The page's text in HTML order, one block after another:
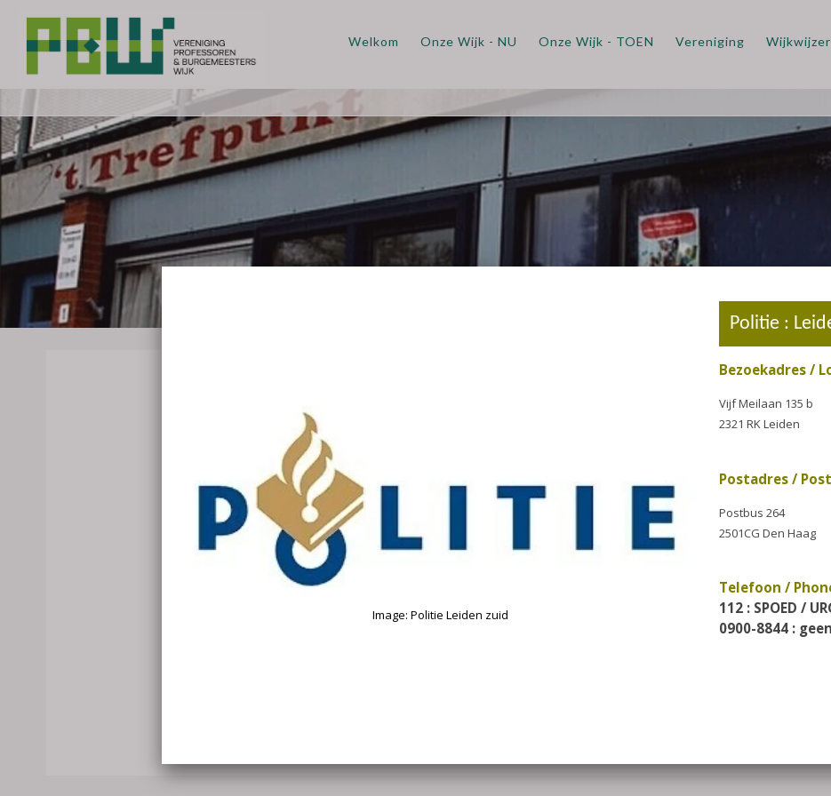
Welkom Onze Wijk - NU Onze Wijk - TOEN Vereniging Wijkwijzer
Politie : Leiden Zuid
Vijf Meilaan 135 b
2321 RK Leiden
Postadres / Postal address
2501CG Den Haag